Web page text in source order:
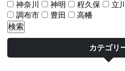
神奈川
神明 程久保 立
調布市
豊田 高幡
カテゴリ